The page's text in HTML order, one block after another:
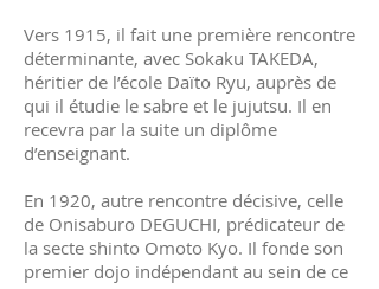
Vers 1915, il fait une première rencontre
déterminante, avec Sokaku TAKEDA,
héritier de l’école Daïto Ryu, auprès de
qui il étudie le sabre et le jujutsu. Il en
recevra par la suite un diplôme
d’enseignant.
En 1920, autre rencontre décisive, celle
de Onisaburo DEGUCHI, prédicateur de
la secte shinto Omoto Kyo. Il fonde son
premier dojo indépendant au sein de ce